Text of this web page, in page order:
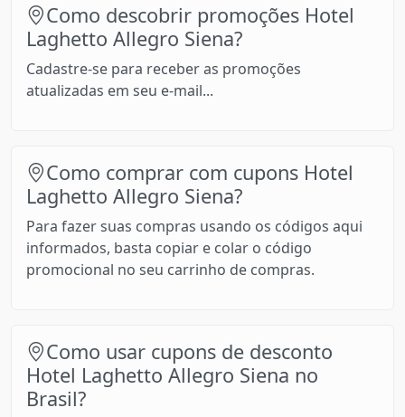
Como descobrir promoções Hotel
Laghetto Allegro Siena?
Cadastre-se para receber as promoções
atualizadas em seu e-mail...
Como comprar com cupons Hotel
Laghetto Allegro Siena?
Para fazer suas compras usando os códigos aqui
informados, basta copiar e colar o código
promocional no seu carrinho de compras.
Como usar cupons de desconto
Hotel Laghetto Allegro Siena no
Brasil?